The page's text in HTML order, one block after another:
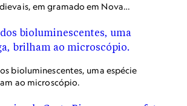
em gramado em Nova
sobre fungos na edição de
bioluminescentes, uma espécie
ao microscópio.